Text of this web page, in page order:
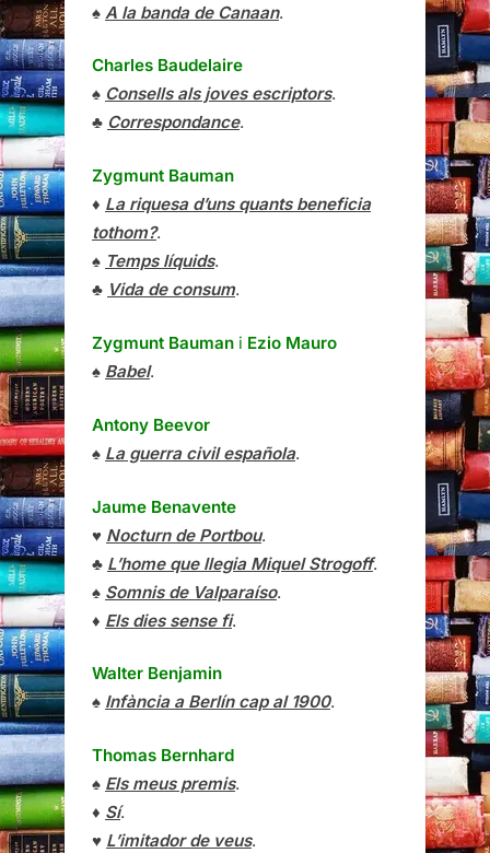
♠ A la banda de Canaan.
Charles Baudelaire
♠ Consells als joves escriptors.
♣ Correspondance.
Zygmunt Bauman
♦ La riquesa d’uns quants beneficia
tothom?.
♠ Temps líquids.
♣ Vida de consum.
Zygmunt Bauman i Ezio Mauro
♠ Babel.
Antony Beevor
♠ La guerra civil española.
Jaume Benavente
♥ Nocturn de Portbou.
♣ L’home que llegia Miquel Strogoff.
♠ Somnis de Valparaíso.
♦ Els dies sense fi.
Walter Benjamin
♠ Infància a Berlín cap al 1900.
Thomas Bernhard
♠ Els meus premis.
♦ Sí.
♥ L’imitador de veus.